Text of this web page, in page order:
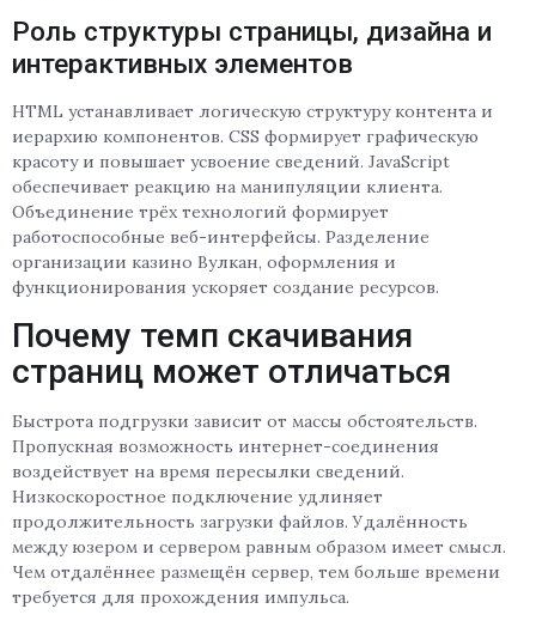
Роль структуры страницы, дизайна и
интерактивных элементов
HTML устанавливает логическую структуру контента и
иерархию компонентов. CSS формирует графическую
красоту и повышает усвоение сведений. JavaScript
обеспечивает реакцию на манипуляции клиента.
Объединение трёх технологий формирует
работоспособные веб-интерфейсы. Разделение
организации казино Вулкан, оформления и
функционирования ускоряет создание ресурсов.
Почему темп скачивания
страниц может отличаться
Быстрота подгрузки зависит от массы обстоятельств.
Пропускная возможность интернет-соединения
воздействует на время пересылки сведений.
Низкоскоростное подключение удлиняет
продолжительность загрузки файлов. Удалённость
между юзером и сервером равным образом имеет смысл.
Чем отдалённее размещён сервер, тем больше времени
требуется для прохождения импульса.